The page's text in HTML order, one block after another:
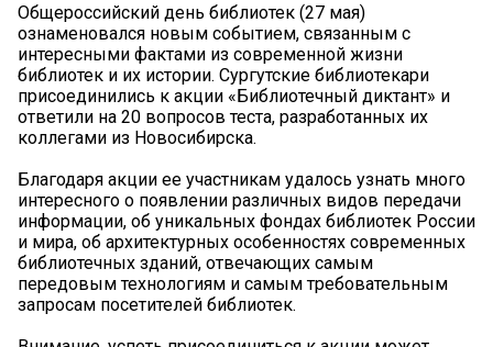
Общероссийский день библиотек (27 мая)
ознаменовался новым событием, связанным с
интересными фактами из современной жизни
библиотек и их истории. Сургутские библиотекари
присоединились к акции «Библиотечный диктант» и
ответили на 20 вопросов теста, разработанных их
коллегами из Новосибирска.
Благодаря акции ее участникам удалось узнать много
интересного о появлении различных видов передачи
информации, об уникальных фондах библиотек России
и мира, об архитектурных особенностях современных
библиотечных зданий, отвечающих самым
передовым технологиям и самым требовательным
запросам посетителей библиотек.